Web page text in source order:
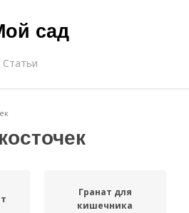
сад
Статьи
Гранат для
кишечника